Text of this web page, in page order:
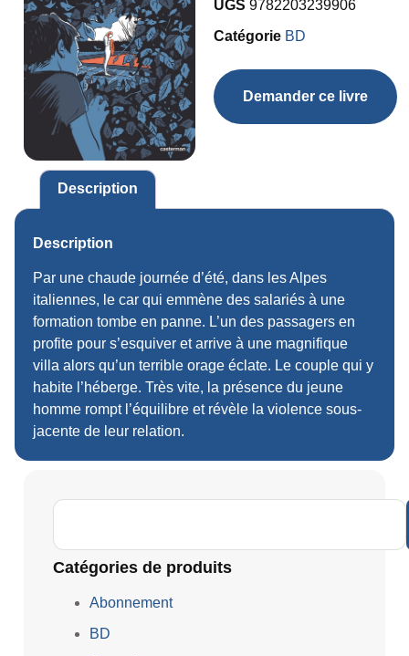
UGS 9782203239906
Catégorie BD
Demander ce livre
Description
Description
Par une chaude journée d’été, dans les Alpes
italiennes, le car qui emmène des salariés à une
formation tombe en panne. L’un des passagers en
profite pour s’esquiver et arrive à une magnifique
villa alors qu’un terrible orage éclate. Le couple qui y
habite l’héberge. Très vite, la présence du jeune
homme rompt l’équilibre et révèle la violence sous-
jacente de leur relation.
Catégories de produits
Abonnement
BD